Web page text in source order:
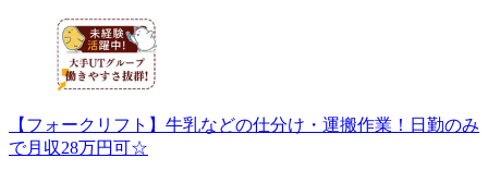
【フォークリフト】牛乳などの仕分け・運搬作業！日勤のみ
で月収28万円可☆